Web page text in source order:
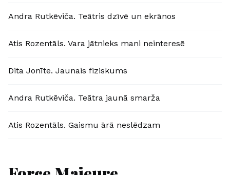
Andra Rutkēviča. Teātris dzīvē un ekrānos
Atis Rozentāls. Vara jātnieks mani neinteresē
Dita Jonīte. Jaunais fiziskums
Andra Rutkēviča. Teātra jaunā smarža
Atis Rozentāls. Gaismu ārā neslēdzam